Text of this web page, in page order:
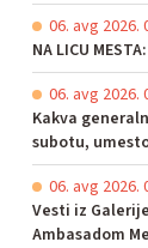
06. avg 2026.
NA LICU
06. avg 2026.
Kakva
subotu,
06. avg 2026.
Vesti iz
Ambasadom